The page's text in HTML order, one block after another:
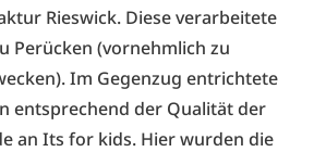
Rieswick. Diese verarbeitete
Perücken (vornehmlich zu
Im Gegenzug entrichtete
entsprechend der Qualität der
an Its for kids. Hier wurden die